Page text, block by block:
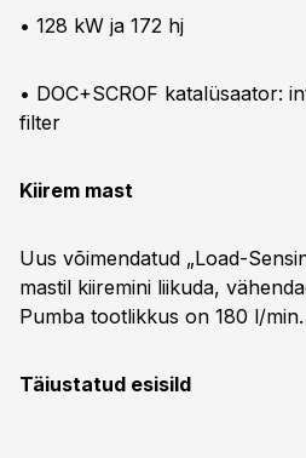
• 128 kW ja 172 hj
• DOC+SCROF katalüsaator:
filter
Kiirem mast
Uus võimendatud „Load-
mastil kiiremini liikuda,
Pumba tootlikkus on 180 l/min.
Täiustatud esisild